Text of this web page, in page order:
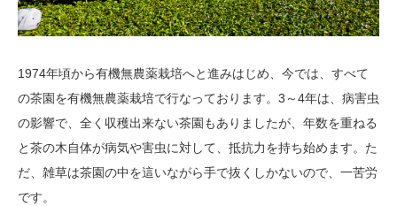
1974年頃から有機無農薬栽培へと進みはじめ、今では、すべて
の茶園を有機無農薬栽培で行なっております。3～4年は、病害虫
の影響で、全く収穫出来ない茶園もありましたが、年数を重ねる
と茶の木自体が病気や害虫に対して、抵抗力を持ち始めます。た
だ、雑草は茶園の中を這いながら手で抜くしかないので、一苦労
です。